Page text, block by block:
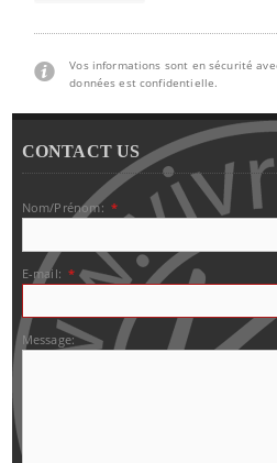
Vos informations sont en sécurité
données est confidentielle.
CONTACT US
Nom/Prénom: *
E-mail: *
Message: